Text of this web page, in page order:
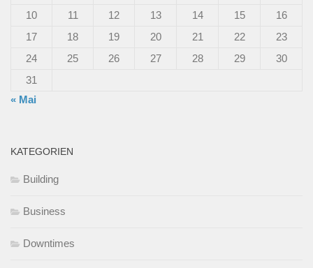
10
11 12 13 14 15
16
17
18 19 20 21 22
23
24
25 26 27 28 29
30
31
« Mai
KATEGORIEN
Building
Business
Downtimes